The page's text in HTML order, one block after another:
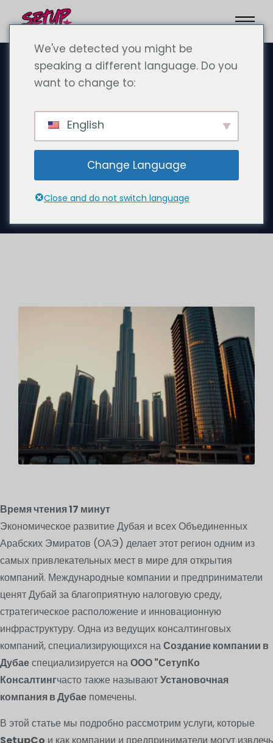
24 октября 2024 года
Создание компании в Дубае
(SetupCo Consultancy LLC):
Ведущая консалтинговая
компания по созданию компаний
в Дубае
Время чтения17 минут
Экономическое развитие Дубая и всех Объединенных
Арабских Эмиратов (ОАЭ) делает этот регион одним из
самых привлекательных мест в мире для открытия
компаний. Международные компании и предприниматели
ценят Дубай за благоприятную налоговую среду,
стратегическое расположение и инновационную
инфраструктуру. Одна из ведущих консалтинговых
компаний, специализирующихся наСоздание компании в
Дубаеспециализируется наООО "СетупКо
Консалтингчасто также называютУстановочная
компания в Дубае помечены.
В этой статье мы подробно рассмотрим услуги, которые
SetupCo и как компании и предприниматели могут извлечь
We've detected you might be
speaking a different language. Do you
want to change to:
English
Change Language
Close and do not switch language